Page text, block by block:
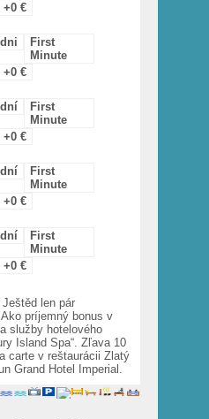
+0 €
First
Minute
+0 €
First
Minute
+0 €
First
Minute
+0 €
First
Minute
+0 €
len pár
príjemný bonus v
služby hotelového
Island Spa“. Zľava 10
carte v reštaurácii Zlatý
Grand Hotel Imperial.